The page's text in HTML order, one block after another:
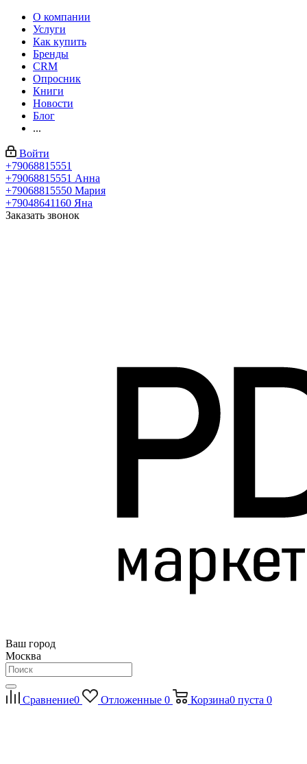
О компании
Услуги
Как купить
Бренды
CRM
Опросник
Книги
Новости
Блог
...
Войти
+79068815551
+79068815551 Анна
+79068815550 Мария
+79048641160 Яна
Заказать звонок
Ваш город
Москва
Сравнение0 Отложенные 0 Корзина0 пуста 0